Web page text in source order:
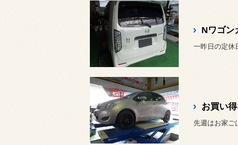
Nワゴン
一昨日の定
お買い
先週はお家ご